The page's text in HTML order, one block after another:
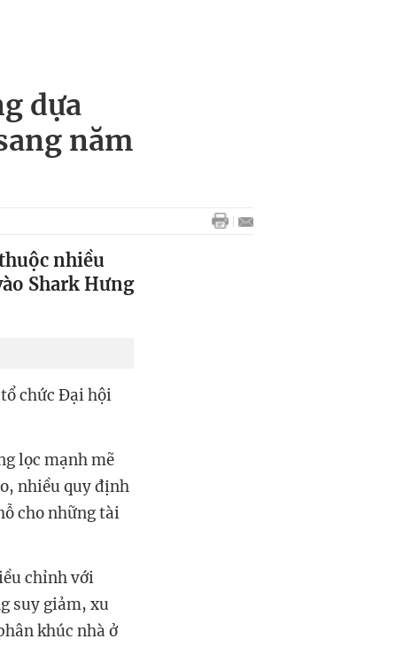
dựa
năm
nhiều
Shark Hưng
tổ chức Đại hội
lọc mạnh mẽ
nhiều quy định
cho những tài
chỉnh với
suy giảm, xu
khúc nhà ở